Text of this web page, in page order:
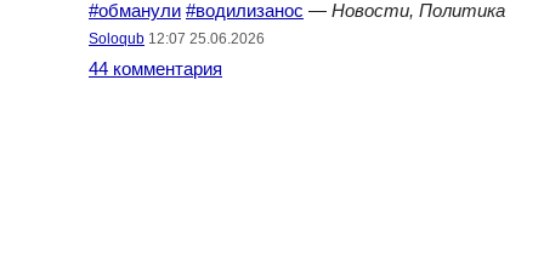
#обманули #водилизанос — Новости, Политика
Soloqub 12:07 25.06.2026
44 комментария